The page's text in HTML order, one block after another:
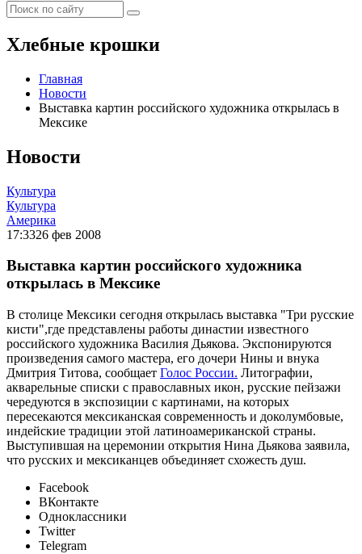
Хлебные крошки
Главная
Новости
Выставка картин российского художника открылась в
Мексике
Новости
Культура
Культура
Америка
17:3326 фев 2008
Выставка картин российского художника
открылась в Мексике
В столице Мексики сегодня открылась выставка "Три русские
кисти",где представлены работы династии известного
российского художника Василия Дьякова. Экспонируются
произведения самого мастера, его дочери Нины и внука
Дмитрия Титова, сообщает Голос России. Литографии,
акварельные списки с православных икон, русские пейзажи
чередуются в экспозиции с картинами, на которых
пересекаются мексиканская современность и доколумбовые,
индейские традиции этой латиноамериканской страны.
Выступившая на церемонии открытия Нина Дьякова заявила,
что русских и мексиканцев объединяет схожесть душ.
Facebook
ВКонтакте
Одноклассники
Twitter
Telegram